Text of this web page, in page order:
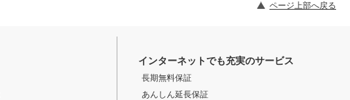
ページ上部へ戻る
インターネットでも充実のサービス
長期無料保証
あんしん延長保証